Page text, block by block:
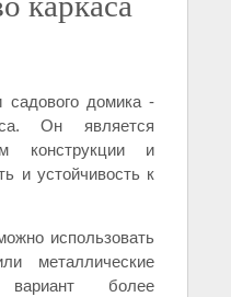
садового домика -
Он является
конструкции и
и устойчивость к
использовать
металлические
более